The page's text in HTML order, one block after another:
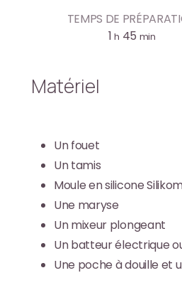
TEMPS DE
1 h 45 min
Matériel
Un fouet
Un tamis
Moule en silicone
Une maryse
Un mixeur plongeant
Un batteur électrique
Une poche à douille et